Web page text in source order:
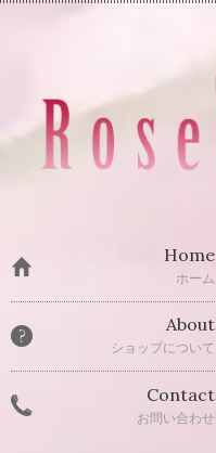
Home
ホーム
About
ショップについて
Contact
お問い合わせ